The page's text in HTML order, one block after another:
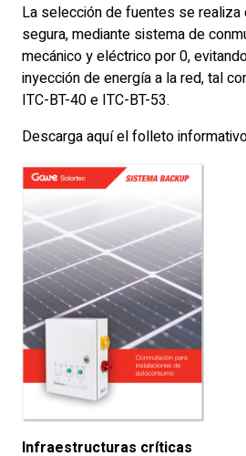
La selección de fuentes se
segura, mediante sistema de
mecánico y eléctrico por 0,
inyección de energía a la red, tal
ITC-BT-40 e ITC-BT-53.
Descarga aquí el folleto
Infraestructuras críticas